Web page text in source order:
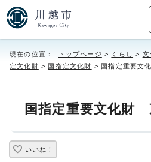
現在の位置： トップページ > くらし > 文
定文化財 > 国指定文化財 > 国指定重要文
国指定重要文化財
いいね！